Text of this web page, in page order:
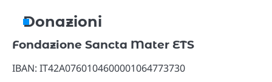
Donazioni
Fondazione Sancta Mater ETS
IBAN: IT42A0760104600001064773730